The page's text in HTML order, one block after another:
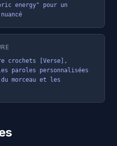
energy" pour un
crochets [Verse],
paroles personnalisées
morceau et les